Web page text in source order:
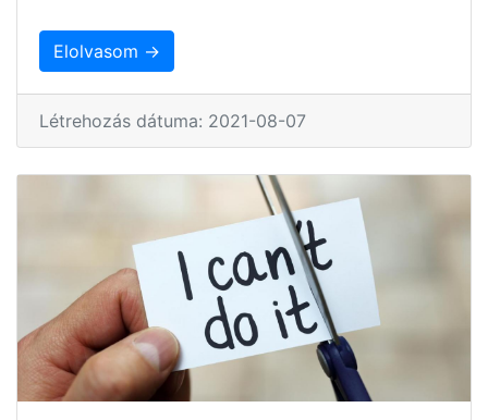
Elolvasom →
Létrehozás dátuma: 2021-08-07